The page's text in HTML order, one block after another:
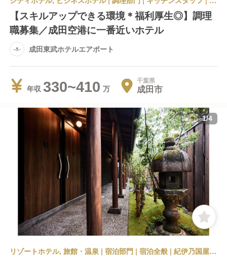
【スキルアップできる環境＊福利厚生◎】調理
職募集／成田空港に一番近いホテル
成田東武ホテルエアポート
年収 330~410 千葉県
成田市
1/4
リゾートホテル, 旅館・温泉 | 宿泊部門 | 宿泊全般 | 紀伊乃国屋グループ いっぺ THE SAKE RYOKAN